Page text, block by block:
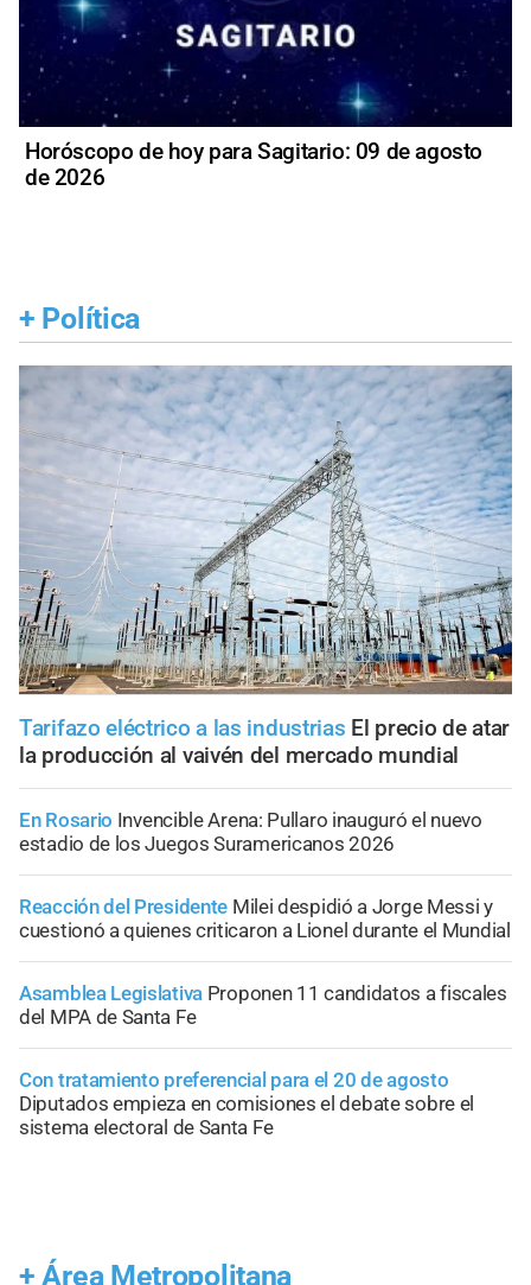
Horóscopo de hoy para Sagitario: 09 de agosto
de 2026
+ Política
Tarifazo eléctrico a las industrias El precio de atar
la producción al vaivén del mercado mundial
En Rosario Invencible Arena: Pullaro inauguró el nuevo
estadio de los Juegos Suramericanos 2026
Reacción del Presidente Milei despidió a Jorge Messi y
cuestionó a quienes criticaron a Lionel durante el Mundial
Asamblea Legislativa Proponen 11 candidatos a fiscales
del MPA de Santa Fe
Con tratamiento preferencial para el 20 de agosto
Diputados empieza en comisiones el debate sobre el
sistema electoral de Santa Fe
+ Área Metropolitana